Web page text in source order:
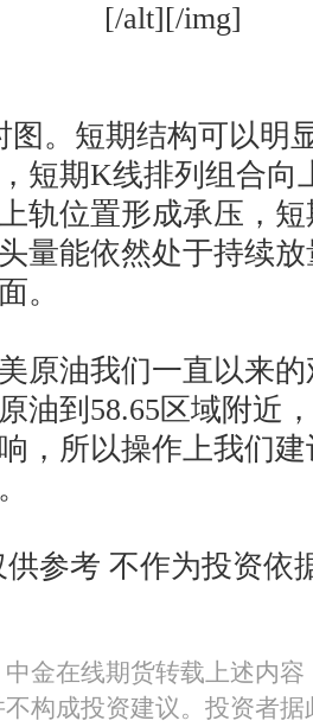
[/alt][/img]
。短期结构可以明
短期K线排列组合向
轨位置形成承压，
量能依然处于持续
。
油我们一直以来的
油到58.65区域附近
，所以操作上我们
参考 不作为投资依
金在线期货转载上述内
构成投资建议。投资者